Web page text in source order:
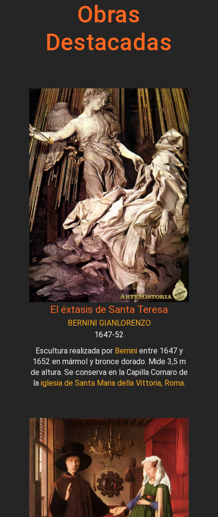
Obras
Destacadas
El éxtasis de Santa Teresa
BERNINI GIANLORENZO
1647-52
Escultura realizada por Berninientre 1647 y
1652 en mármol y bronce dorado. Mide 3,5 m
de altura. Se conserva en la Capilla Cornaro de
la iglesia de Santa Maria della Vittoria, Roma.